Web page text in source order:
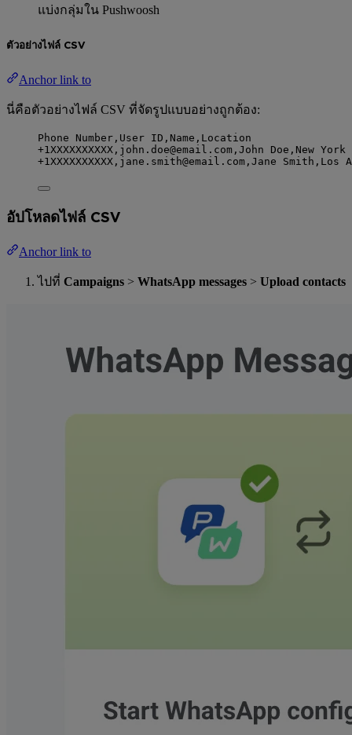
แบ่งกลุ่มใน Pushwoosh
ตัวอย่างไฟล์ CSV
Anchor link to
นี่คือตัวอย่างไฟล์ CSV ที่จัดรูปแบบอย่างถูกต้อง:
Phone Number, User ID, Name, Location
+1XXXXXXXXXX, john.doe@email.com, John Doe, New York
+1XXXXXXXXXX, jane.smith@email.com, Jane Smith, Los
อัปโหลดไฟล์ CSV
Anchor link to
ไปที่ Campaigns > WhatsApp messages > Upload contacts